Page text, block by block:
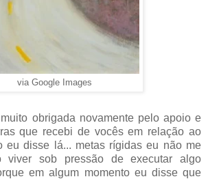
via Google Images
obrigada novamente pelo apoio e
que recebi de vocês em relação ao
eu disse lá... metas rígidas eu não me
viver sob pressão de executar algo
em algum momento eu disse que